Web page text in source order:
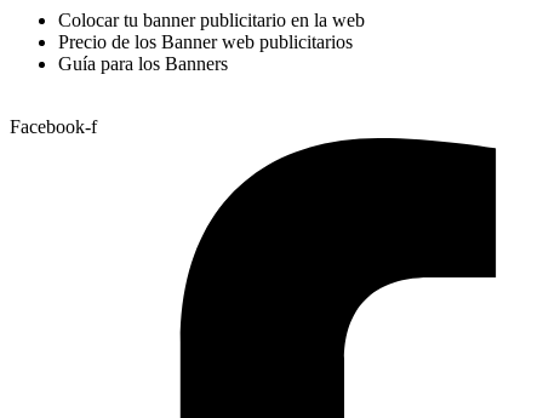
Colocar tu banner publicitario en la web
Precio de los Banner web publicitarios
Guía para los Banners
Facebook-f